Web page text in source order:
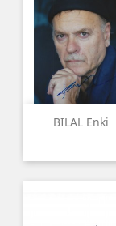
BILAL Enki